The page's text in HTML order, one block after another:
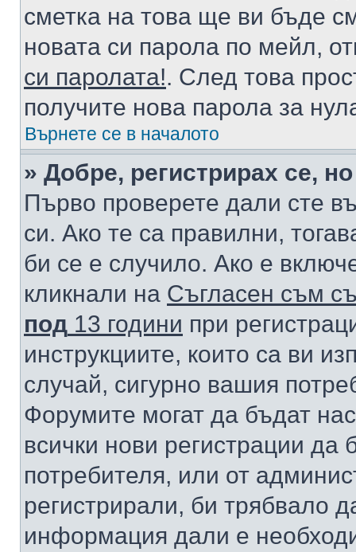
сметка на това ще ви бъде
новата си парола по мейл,
си паролата!. След това
получите нова парола за
Върнете се в началото
» Добре, регистрирах се,
Първо проверете дали сте
си. Ако те са правилни,
би се е случило. Ако е
кликнали на Съгласен съм
под 13 години при
инструкциите, които са ви
случай, сигурно вашия
Форумите могат да бъдат
всички нови регистрации да
потребителя, или от
регистрирали, би трябвало
информация дали е